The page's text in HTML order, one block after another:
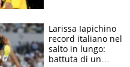
rischio da evitare
Larissa Iapichino
record italiano nel
salto in lungo:
battuta di un